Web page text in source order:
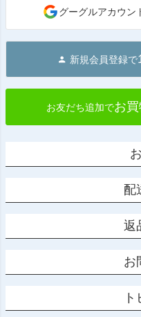
グーグルアカウン
新規会員登録で
お友だち追加でお
配
返
お